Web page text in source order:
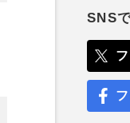
SNS